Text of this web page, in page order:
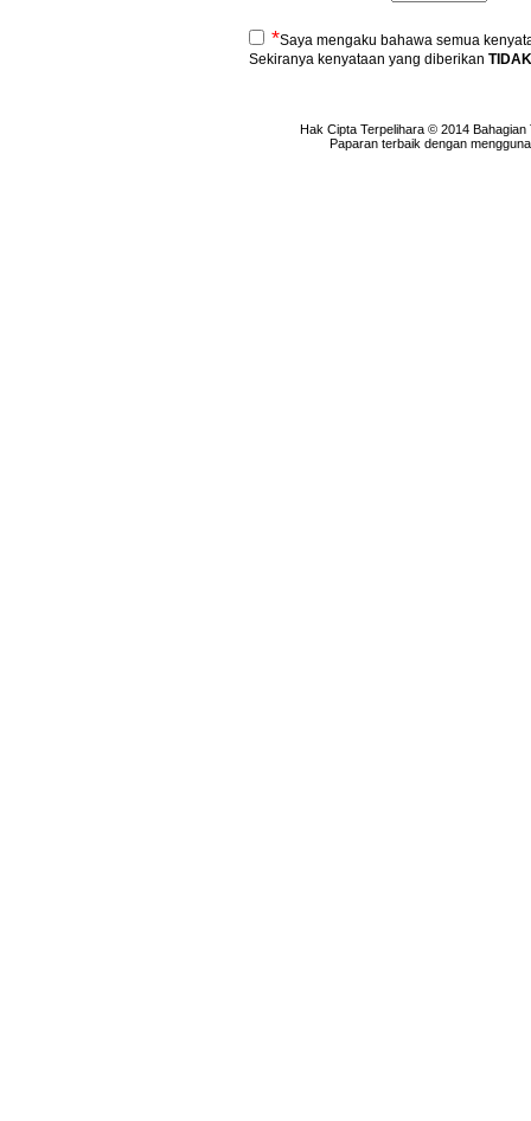
*Saya mengaku bahawa semua
Sekiranya kenyataan yang diberikan
Hak Cipta Terpelihara © 2014
Paparan terbaik dengan